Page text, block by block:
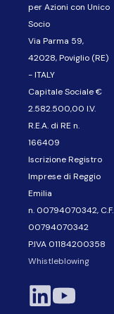
per Azioni con Unico
Socio
Via Parma 59,
42028, Poviglio (RE)
- ITALY
Capitale Sociale €
2.582.500,00 I.V.
R.E.A. di RE n.
166409
Iscrizione Registro
Imprese di Reggio
Emilia
n. 00794070342, C.F.
00794070342
P.IVA 01184200358
Whistleblowing